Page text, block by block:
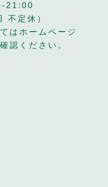
21:00
不定休）
はホームページ
認ください。